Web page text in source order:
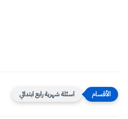
اسئلة شهرية رابع ابتدائي